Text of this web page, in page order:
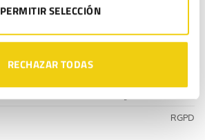
PERMITIR SELECCIÓN
RECHAZAR TODAS
está sancionando con hasta 5.000 €
RGPD